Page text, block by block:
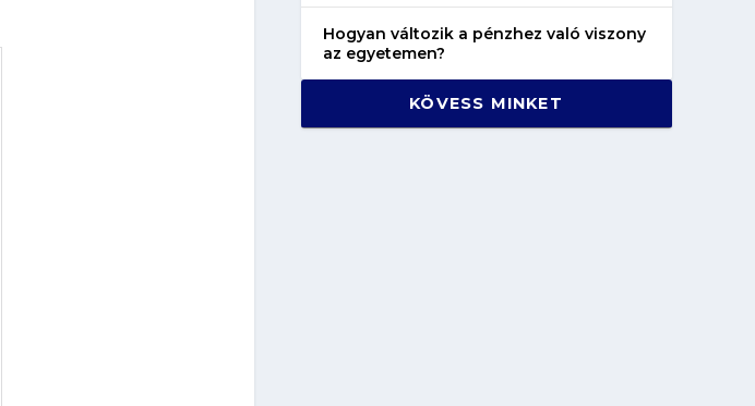
Hogyan változik a pénzhez való viszony
az egyetemen?
KÖVESS MINKET